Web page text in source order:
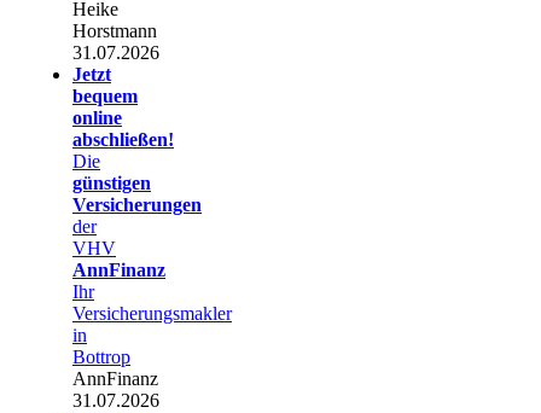
Heike
Horstmann
31.07.2026
Jetzt
bequem
online
abschließen!
Die
günstigen
Versicherungen
der
VHV
AnnFinanz
Ihr
Versicherungsmakler
in
Bottrop
AnnFinanz
31.07.2026